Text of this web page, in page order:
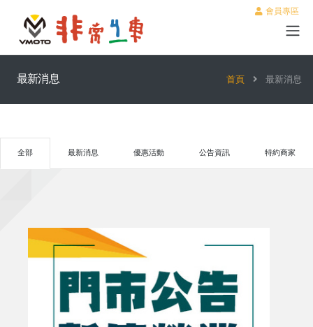
會員專區
最新消息 首頁 最新消息
全部 最新消息 優惠活動 公告資訊 特約商家